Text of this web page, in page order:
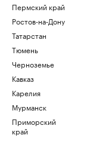
Пермский край
Ростов-на-Дону
Татарстан
Тюмень
Черноземье
Кавказ
Карелия
Мурманск
Приморский
край